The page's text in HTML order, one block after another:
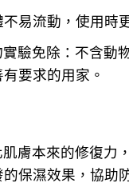
易流動，使用時
驗免除：不含動
要求的用家。
肌膚本來的修復力
保濕效果，協助